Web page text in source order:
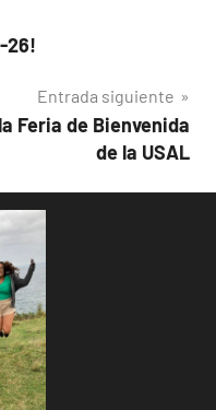
26!
Entrada siguiente
Feria de Bienvenida
de la USAL